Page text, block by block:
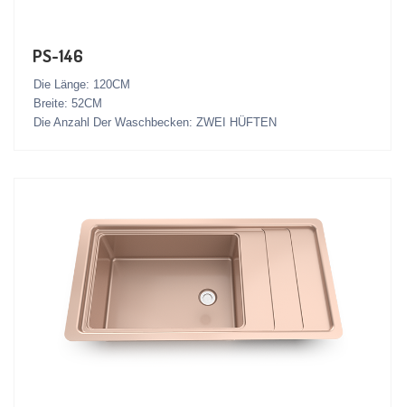
PS-146
Die Länge: 120CM
Breite: 52CM
Die Anzahl Der Waschbecken: ZWEI HÜFTEN